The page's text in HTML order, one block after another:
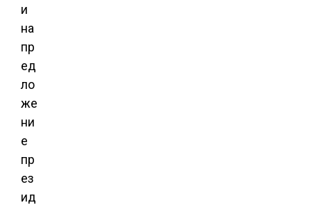
и
на
пр
ед
ло
же
ни
е
пр
ез
ид